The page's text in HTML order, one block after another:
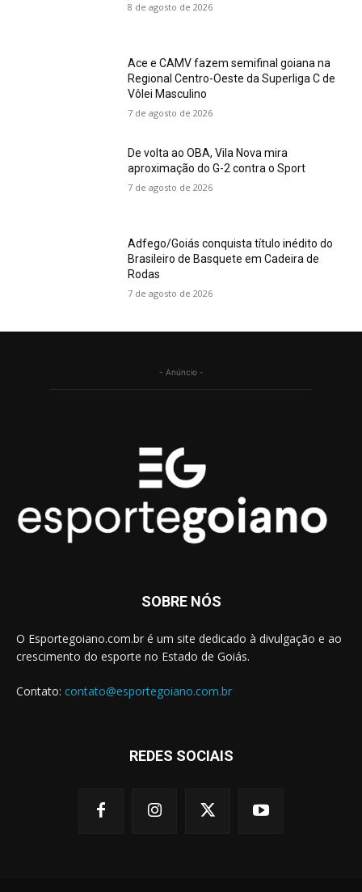
8 de agosto de 2026
Ace e CAMV fazem semifinal goiana na
Regional Centro-Oeste da Superliga C de
Vôlei Masculino
7 de agosto de 2026
De volta ao OBA, Vila Nova mira
aproximação do G-2 contra o Sport
7 de agosto de 2026
Adfego/Goiás conquista título inédito do
Brasileiro de Basquete em Cadeira de
Rodas
7 de agosto de 2026
- Anúncio -
SOBRE NÓS
O Esportegoiano.com.br é um site dedicado à divulgação e ao
crescimento do esporte no Estado de Goiás.
Contato: contato@esportegoiano.com.br
REDES SOCIAIS